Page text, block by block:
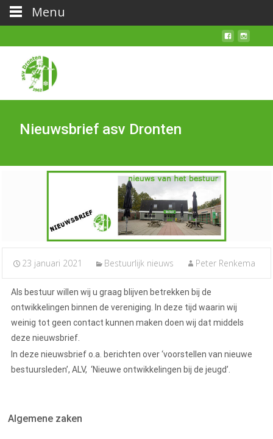
Nieuwsbrief asv Dronten
23 januari 2021 Bestuurlijk nieuws Peter Renkema
Als bestuur willen wij u graag blijven betrekken bij de
ontwikkelingen binnen de vereniging. In deze tijd waarin wij
weinig tot geen contact kunnen maken doen wij dat middels
deze nieuwsbrief.
In deze nieuwsbrief o.a. berichten over ‘voorstellen van nieuwe
bestuursleden’, ALV, ‘Nieuwe ontwikkelingen bij de jeugd’.
Algemene zaken
Menu